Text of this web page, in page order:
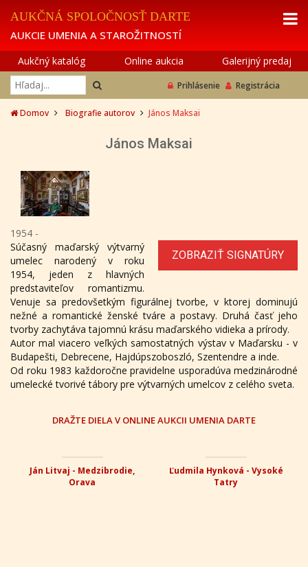
AUKČNÁ SPOLOČNOSŤ DARTE
AUKCIE UMENIA A STAROŽITNOSTÍ
Aukčný katalóg Online aukcia Galerijný predaj
Prihlásenie Registrácia
Domov Biografie autorov János Maksai
János Maksai
1954 -
ZOBRAZIŤ SIGNATÚRY
Súčasný maďarský výtvarný
umelec narodený v roku
1954, jeden z hlavných
predstaviteľov romantizmu.
Venuje sa predovšetkým figurálnej tvorbe, v ktorej dominujú
nežné a romantické ženské tváre a postavy. Druhá časť jeho
tvorby zachytáva tajomnú krásu maďarského vidieka a prírody.
Autor mal viacero veľkých samostatných výstav v Maďarsku - v
Budapešti, Debrecene, Hajdúpszoboszló, Szentendre a inde.
Od roku 1983 každoročne pravidelne usporadúva medzinárodné
umelecké tvorivé tábory pre výtvarných umelcov z celého sveta.
DRAŽTE DIELA V ONLINE AUKCII UMENIA DARTE
Ján Litvaj - Medzibrodie,
Orava
Ľudmila Hynková - Vysoké
Tatry